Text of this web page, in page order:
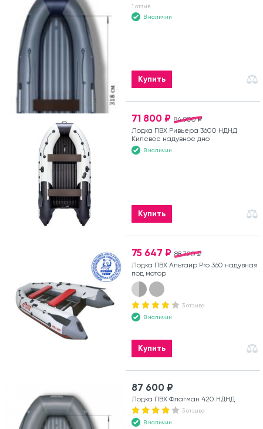
1 отзыв
В наличии
Купить
84 900 ₽
71 800 ₽
Лодка ПВХ Ривьера 3600 НДНД
Килевое надувное дно
В наличии
Купить
88 720 ₽
75 647 ₽
Лодка ПВХ Альтаир Pro 360 надувная
под мотор
3 отзыва
В наличии
Купить
87 600 ₽
Лодка ПВХ Флагман 420 НДНД
3 отзыва
В наличии